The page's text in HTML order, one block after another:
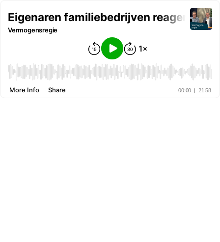
Eigenaren familiebedrijven reageren
Vermogensregie
00:00 | 21:58
More Info Share